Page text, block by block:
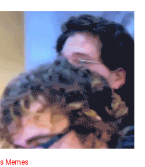
Game of Thrones Memes‏